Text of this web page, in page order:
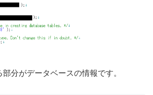
分がデータベースの情報です。